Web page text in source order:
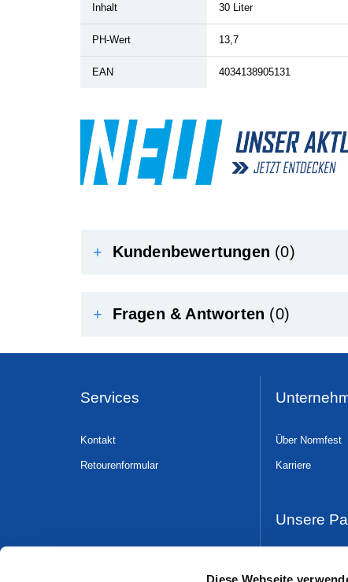
Diese Webseite
Inhalt 30 Liter
PH-Wert 13,7
EAN 4034138905131
+ Kundenbewertungen (0)
+ Fragen & Antworten (0)
Services
Kontakt
Retourenformular
Über Normfest
Karriere
Unsere